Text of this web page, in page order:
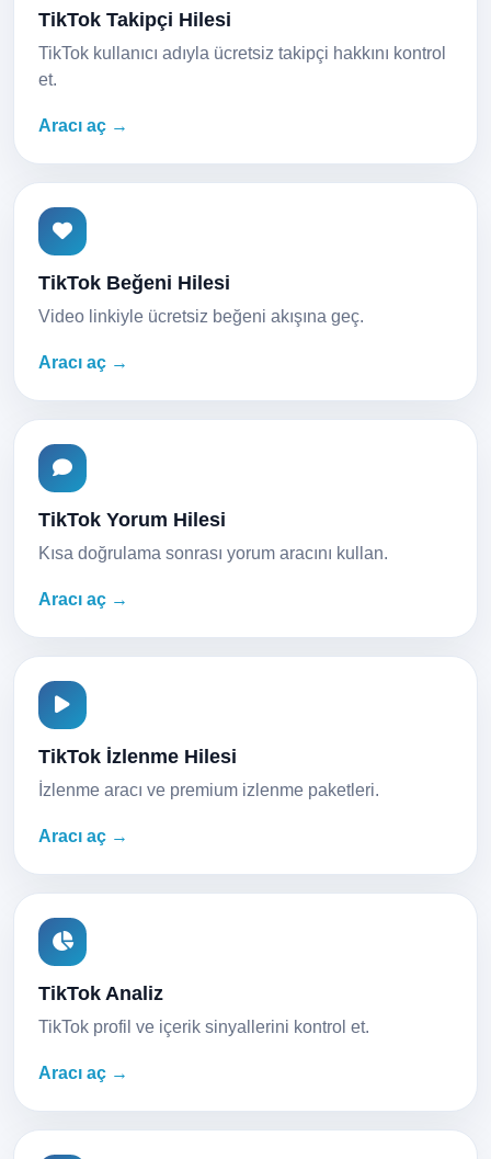
TikTok Takipçi Hilesi
TikTok kullanıcı adıyla ücretsiz takipçi hakkını kontrol
et.
Aracı aç →
TikTok Beğeni Hilesi
Video linkiyle ücretsiz beğeni akışına geç.
Aracı aç →
TikTok Yorum Hilesi
Kısa doğrulama sonrası yorum aracını kullan.
Aracı aç →
TikTok İzlenme Hilesi
İzlenme aracı ve premium izlenme paketleri.
Aracı aç →
TikTok Analiz
TikTok profil ve içerik sinyallerini kontrol et.
Aracı aç →